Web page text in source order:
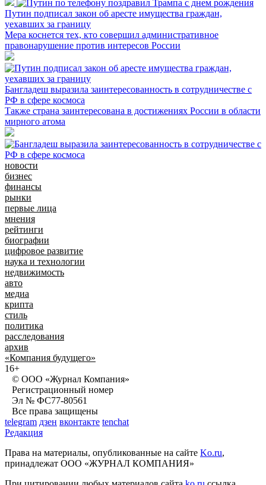
Путин подписал закон об аресте имущества граждан,
уехавших за границу
Мера коснется тех, кто совершил административное
правонарушение против интересов России
Бангладеш выразила заинтересованность в сотрудничестве с
РФ в сфере космоса
Также страна заинтересована в достижениях России в области
мирного атома
новости
бизнес
финансы
рынки
первые лица
мнения
рейтинги
биографии
цифровое развитие
наука и технологии
недвижимость
авто
медиа
крипта
стиль
политика
расследования
архив
«Компания будущего»
16+
© ООО «Журнал Компания»
Регистрационный номер
Эл № ФС77-80561
Все права защищены
telegram дзен вконтакте tenchat
Редакция
Права на материалы, опубликованные на сайте Ko.ru,
принадлежат ООО «ЖУРНАЛ КОМПАНИЯ»